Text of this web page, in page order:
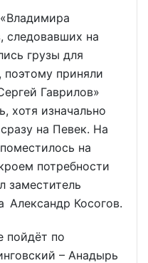
следовавших на
грузы для
приняли
Гаврилов»
хотя изначально
на Певек. На
на
потребности
заместитель
Александр Косогов.
пойдёт по
– Анадырь